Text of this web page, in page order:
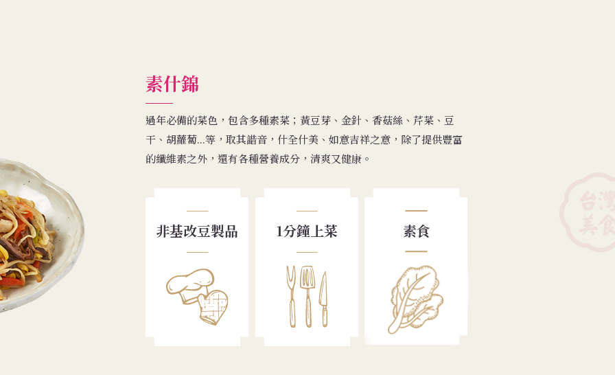
素什錦
過年必備的菜色，包含多種素菜；黃豆芽、金針、香菇絲、芹菜、豆
干、胡蘿蔔...等，取其諧音，什全什美、如意吉祥之意，除了提供豐富
的纖維素之外，還有各種營養成分，清爽又健康。
非基改豆製品 1分鐘上菜 素食